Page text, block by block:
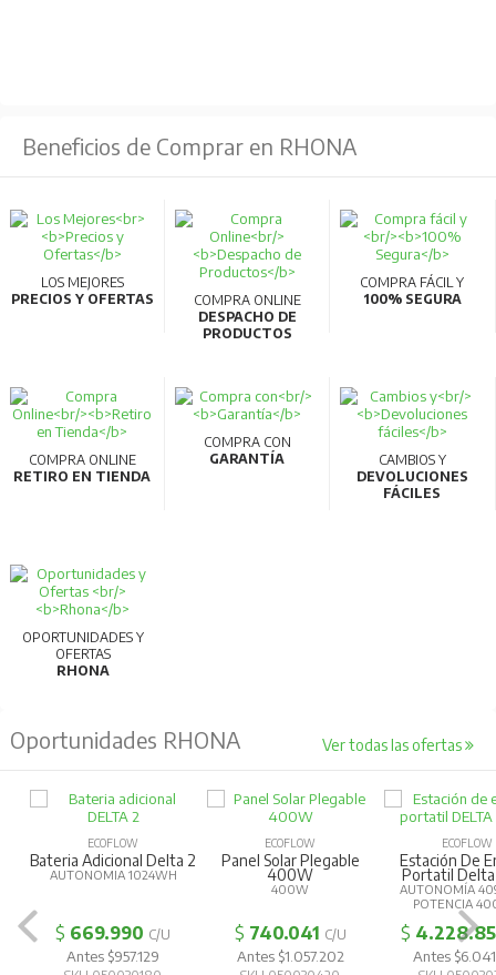
Diseño compacto : Reducción de tamaño y peso,
Conexión reversible
: Permite conexión inversa en los
terminales del circuito principal.
Compatibilidad
: Fácil reemplazo de modelos
anteriores (AE-S y AE-SS) sin necesidad de
Para más información, consultar la ficha
técnica.
Beneficios de Comprar en RHONA
LOS MEJORES
PRECIOS Y OFERTAS
COMPRA ONLINE
DESPACHO DE
PRODUCTOS
COMPRA FÁCIL Y
100% SEGURA
COMPRA ONLINE
RETIRO EN TIENDA
COMPRA CON
GARANTÍA
CAMBIOS Y
DEVOLUCIONES
FÁCILES
OPORTUNIDADES Y
OFERTAS
RHONA
Oportunidades RHONA Ver todas las ofertas
ECOFLOW
Bateria Adicional Delta 2
AUTONOMIA 1024WH
$ 669.990 C/U
Antes $957.129
ECOFLOW
Panel Solar Plegable
400W
400W
$ 740.041 C/U
Antes $1.057.202
ECOFLOW
Estación De
Portatil Delta
AUTONOMÍA
POTENCIA
$
Antes